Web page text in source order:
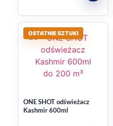
OSTATNIE SZTUKI
ONE SHOT odświeżacz
Kashmir 600ml